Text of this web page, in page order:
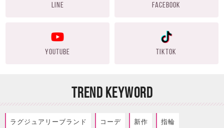
LINE FACEBOOK
YOUTUBE TIKTOK
TREND KEYWORD
ラグジュアリーブランド コーデ 新作 指輪